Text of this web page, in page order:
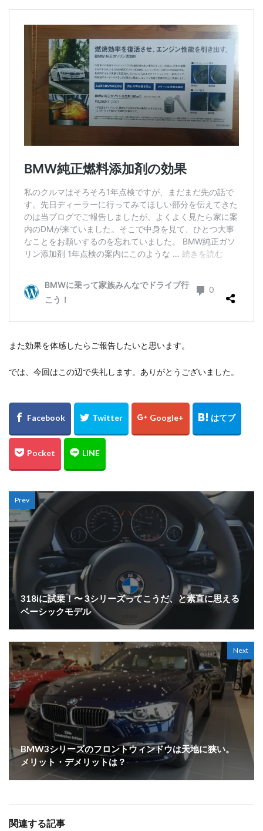
また効果を体感したらご報告したいと思います。
では、今回はこの辺で失礼します。ありがとうございました。
Prev
318iに試乗！〜 3シリーズってこうだ、と素直に思える
ベーシックモデル
Next
BMW3シリーズのフロントウィンドウは天地に狭い。
メリット・デメリットは？
関連する記事